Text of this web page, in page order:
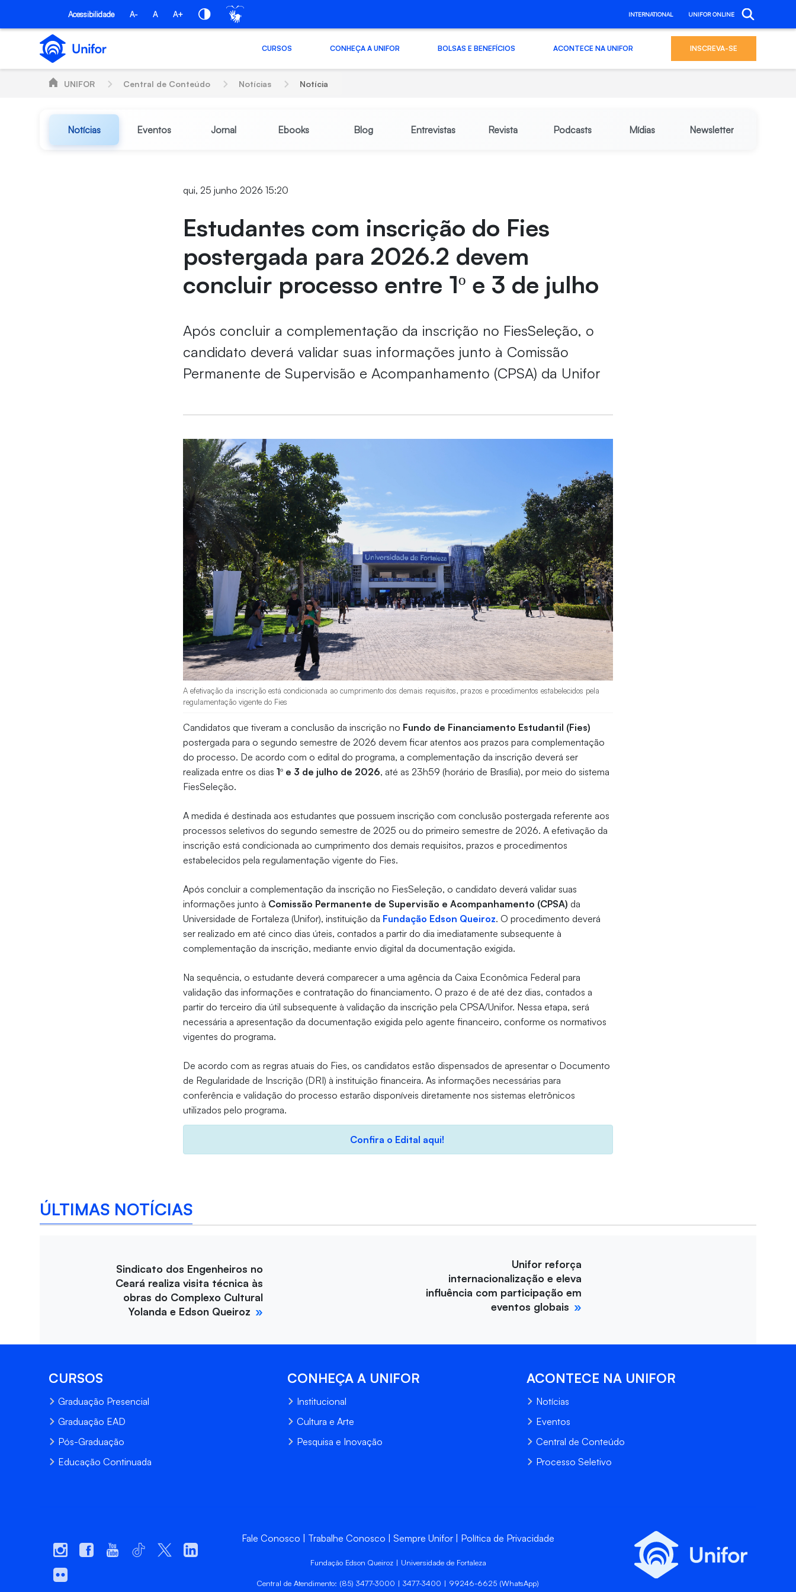
Pular para o Conteúdo principal
Acessibilidade A- A A+ INTERNATIONAL UNIFOR ONLINE
CURSOS CONHEÇA A UNIFOR BOLSAS E BENEFÍCIOS ACONTECE NA UNIFOR INSCREVA-SE
UNIFOR Central de Conteúdo Notícias Notícia
Notícias Eventos Jornal Ebooks Blog Entrevistas Revista Podcasts Mídias Newsletter
qui, 25 junho 2026 15:20
Estudantes com inscrição do Fies
postergada para 2026.2 devem
concluir processo entre 1º e 3 de julho
Após concluir a complementação da inscrição no FiesSeleção, o
candidato deverá validar suas informações junto à Comissão
Permanente de Supervisão e Acompanhamento (CPSA) da Unifor
A efetivação da inscrição está condicionada ao cumprimento dos demais requisitos, prazos e procedimentos estabelecidos pela
regulamentação vigente do Fies
Candidatos que tiveram a conclusão da inscrição no Fundo de Financiamento Estudantil (Fies)
postergada para o segundo semestre de 2026 devem ficar atentos aos prazos para complementação
do processo. De acordo com o edital do programa, a complementação da inscrição deverá ser
realizada entre os dias1º e 3 de julho de 2026, até as 23h59 (horário de Brasília), por meio do sistema
FiesSeleção.
A medida é destinada aos estudantes que possuem inscrição com conclusão postergada referente aos
processos seletivos do segundo semestre de 2025 ou do primeiro semestre de 2026. A efetivação da
inscrição está condicionada ao cumprimento dos demais requisitos, prazos e procedimentos
estabelecidos pela regulamentação vigente do Fies.
Após concluir a complementação da inscrição no FiesSeleção, o candidato deverá validar suas
informações junto à Comissão Permanente de Supervisão e Acompanhamento (CPSA) da
Universidade de Fortaleza (Unifor), instituição da Fundação Edson Queiroz. O procedimento deverá
ser realizado em até cinco dias úteis, contados a partir do dia imediatamente subsequente à
complementação da inscrição, mediante envio digital da documentação exigida.
Na sequência, o estudante deverá comparecer a uma agência da Caixa Econômica Federal para
validação das informações e contratação do financiamento. O prazo é de até dez dias, contados a
partir do terceiro dia útil subsequente à validação da inscrição pela CPSA/Unifor. Nessa etapa, será
necessária a apresentação da documentação exigida pelo agente financeiro, conforme os normativos
vigentes do programa.
De acordo com as regras atuais do Fies, os candidatos estão dispensados de apresentar o Documento
de Regularidade de Inscrição (DRI) à instituição financeira. As informações necessárias para
conferência e validação do processo estarão disponíveis diretamente nos sistemas eletrônicos
utilizados pelo programa.
Confira o Edital aqui!
ÚLTIMAS NOTÍCIAS
Sindicato dos Engenheiros no
Ceará realiza visita técnica às
obras do Complexo Cultural
Yolanda e Edson Queiroz
Unifor reforça
internacionalização e eleva
influência com participação em
eventos globais
CURSOS
Graduação Presencial
Graduação EAD
Pós-Graduação
Educação Continuada
CONHEÇA A UNIFOR
Institucional
Cultura e Arte
Pesquisa e Inovação
ACONTECE NA UNIFOR
Notícias
Eventos
Central de Conteúdo
Processo Seletivo
Fale Conosco Trabalhe Conosco Sempre Unifor Política de Privacidade
Fundação Edson Queiroz | Universidade de Fortaleza
Central de Atendimento: (85) 3477-3000 | 3477-3400 | 99246-6625 (WhatsApp)